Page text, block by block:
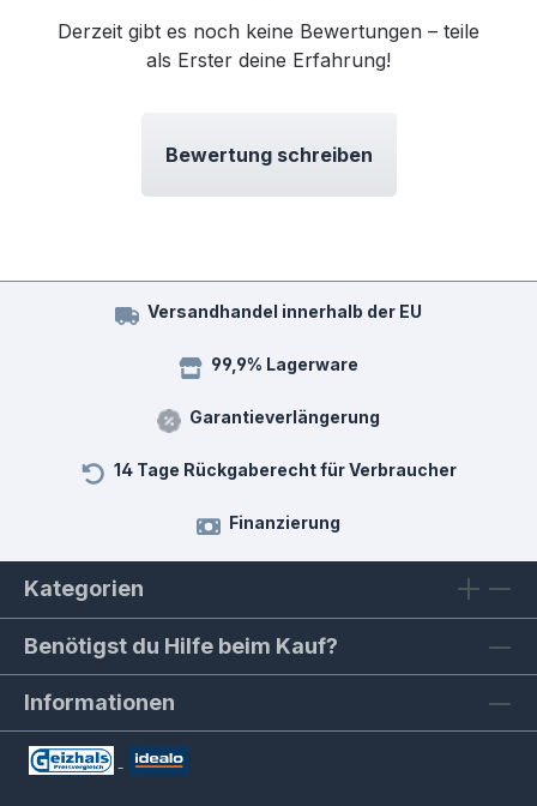
Derzeit gibt es noch keine Bewertungen – teile
als Erster deine Erfahrung!
Bewertung schreiben
Versandhandel innerhalb der EU
99,9% Lagerware
Garantieverlängerung
14 Tage Rückgaberecht für Verbraucher
Finanzierung
Kategorien
Benötigst du Hilfe beim Kauf?
Informationen